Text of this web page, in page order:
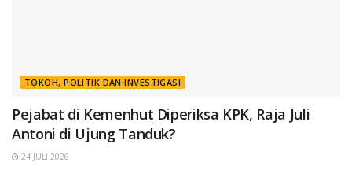
TOKOH, POLITIK DAN INVESTIGASI
Pejabat di Kemenhut Diperiksa KPK, Raja Juli
Antoni di Ujung Tanduk?
24 JULI 2026